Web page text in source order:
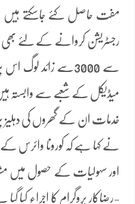
مفت حاصل کئے جاسکتے ہیں ۔
رجسٹریشن کروانے کے لئے بھی
سے 3000سے زائد
میڈیکل کے شعبے سے وابستہ ہیں
خدمات ان کے گھروں کی دہلیز
نے کہا ہے کہ کورونا وائرس
اور سہولیات کے حصول میں
-رضاکار پروگرام کا اجراء کیا